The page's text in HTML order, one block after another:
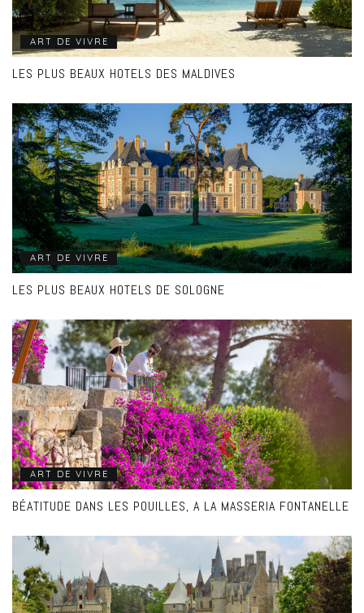
ART DE VIVRE
LES PLUS BEAUX HOTELS DES MALDIVES
ART DE VIVRE
LES PLUS BEAUX HOTELS DE SOLOGNE
ART DE VIVRE
BÉATITUDE DANS LES POUILLES, A LA MASSERIA FONTANELLE